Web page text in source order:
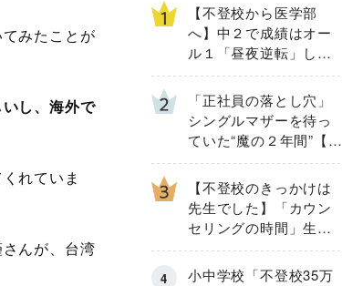
みたことが
し、海外で
れていま
んが、台湾
【不登校から医学部
へ】中２で成績はオー
ル１「昼夜逆転」した
わが子を”夜遊び”に連れ
出した母の気づき
「正社員の落とし穴」
シングルマザーを待っ
ていた“魔の２年間”【後
編】
【不登校のきっかけは
先生でした】「カウン
セリングの時間」生徒
の情報をバラしたの
は…《第２話》
小中学校「不登校35万